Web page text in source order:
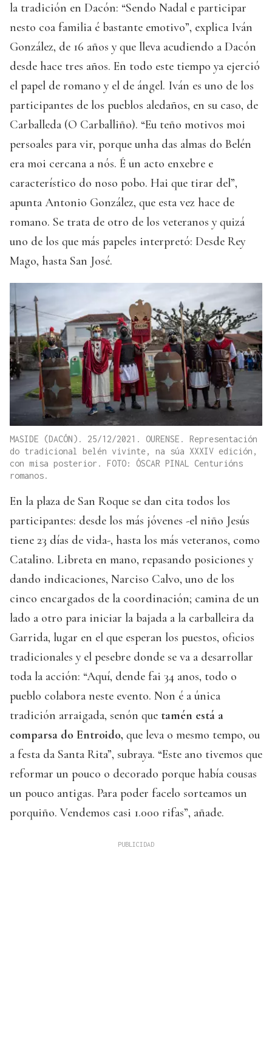
la tradición en Dacón: “Sendo Nadal e participar
nesto coa familia é bastante emotivo”, explica Iván
González, de 16 años y que lleva acudiendo a Dacón
desde hace tres años. En todo este tiempo ya ejerció
el papel de romano y el de ángel. Iván es uno de los
participantes de los pueblos aledaños, en su caso, de
Carballeda (O Carballiño). “Eu teño motivos moi
persoales para vir, porque unha das almas do Belén
era moi cercana a nós. É un acto enxebre e
característico do noso pobo. Hai que tirar del”,
apunta Antonio González, que esta vez hace de
romano. Se trata de otro de los veteranos y quizá
uno de los que más papeles interpretó: Desde Rey
Mago, hasta San José.
MASIDE (DACÓN). 25/12/2021. OURENSE. Representación
do tradicional belén vivinte, na súa XXXIV edición,
con misa posterior. FOTO: ÓSCAR PINAL Centurións
romanos.
En la plaza de San Roque se dan cita todos los
participantes: desde los más jóvenes -el niño Jesús
tiene 23 días de vida-, hasta los más veteranos, como
Catalino. Libreta en mano, repasando posiciones y
dando indicaciones, Narciso Calvo, uno de los
cinco encargados de la coordinación; camina de un
lado a otro para iniciar la bajada a la carballeira da
Garrida, lugar en el que esperan los puestos, oficios
tradicionales y el pesebre donde se va a desarrollar
toda la acción: “Aquí, dende fai 34 anos, todo o
pueblo colabora neste evento. Non é a única
tradición arraigada, senón que tamén está a
comparsa do Entroido, que leva o mesmo tempo, ou
a festa da Santa Rita”, subraya. “Este ano tivemos que
reformar un pouco o decorado porque había cousas
un pouco antigas. Para poder facelo sorteamos un
porquiño. Vendemos casi 1.000 rifas”, añade.